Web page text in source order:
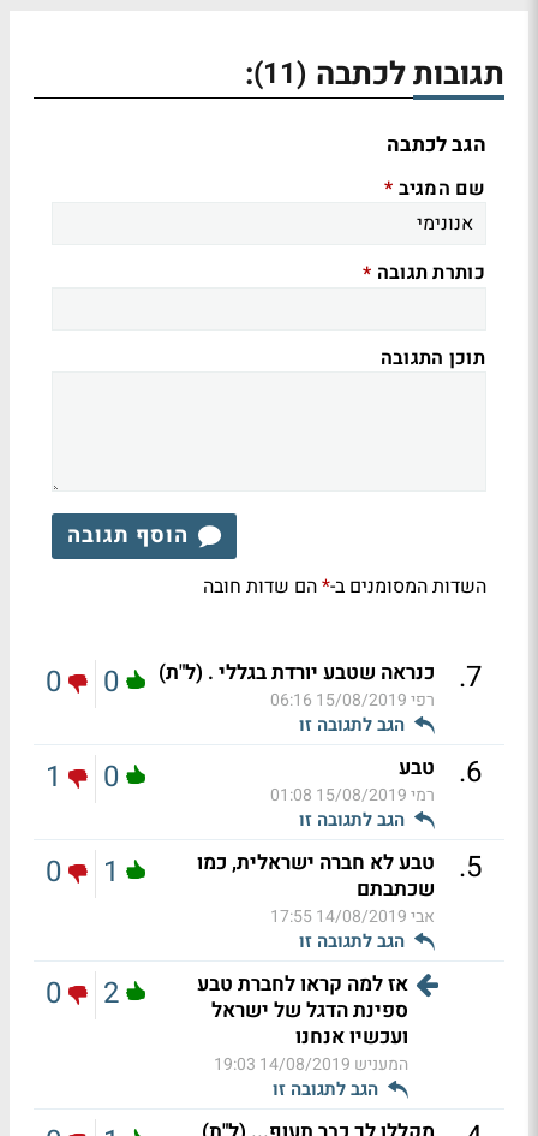
תגובות לכתבה (11)
:
הגב לכתבה
שם המגיב *
כותרת תגובה *
תוכן התגובה
הוסף תגובה
השדות המסומנים ב-*הם שדות חובה
7
. כנראה שטבע יורדת בגללי . (ל"ת)
רפי15/08/2019 06:16
הגב לתגובה זו
0
0
6
. טבע
רמי15/08/2019 01:08
הגב לתגובה זו
0
1
5
.
טבע לא חברה ישראלית, כמו
שכתבתם
אבי14/08/2019 17:55
הגב לתגובה זו
1
0
אז למה קראו לחברת טבע
ספינת הדגל של ישראל
ועכשיו אנחנו
המעניש 14/08/2019 19:03
הגב לתגובה זו
2
0